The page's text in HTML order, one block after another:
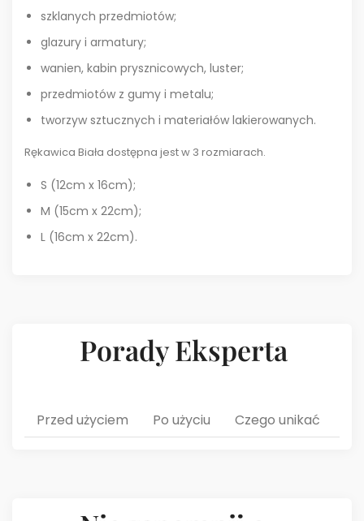
szklanych przedmiotów;
glazury i armatury;
wanien, kabin prysznicowych, luster;
przedmiotów z gumy i metalu;
tworzyw sztucznych i materiałów lakierowanych.
Rękawica Biała dostępna jest w 3 rozmiarach.
S (12cm x 16cm);
M (15cm x 22cm);
L (16cm x 22cm).
Porady Eksperta
Przed użyciem Po użyciu Czego unikać